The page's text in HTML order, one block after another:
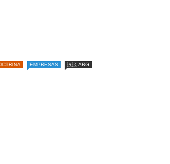
EMPRESAS 🇦🇷 ARG